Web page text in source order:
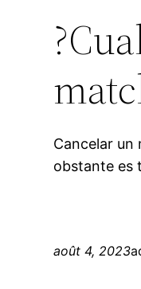
Cancelar un
obstante es
août 4, 2023